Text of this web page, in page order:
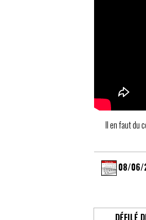
Il en faut du
08/06/